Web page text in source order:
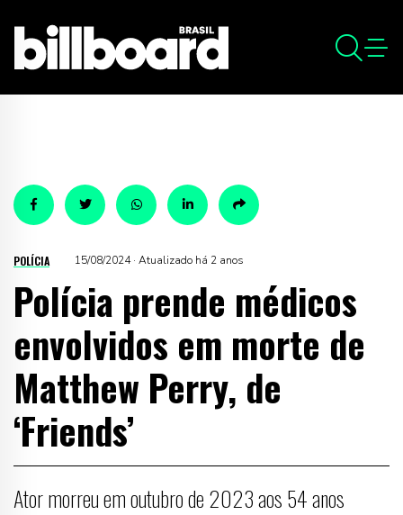
POLÍCIA 15/08/2024 · Atualizado há 2 anos
Polícia prende médicos
envolvidos em morte de
Matthew Perry, de
‘Friends’
Ator morreu em outubro de 2023 aos 54 anos